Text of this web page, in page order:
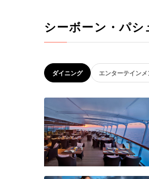
シーボーン・パ
ダイニング エンターテインメ